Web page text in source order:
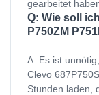
gearbeitet
Q: Wie soll
P750ZM
A: Es ist
Clevo
Stunden laden,